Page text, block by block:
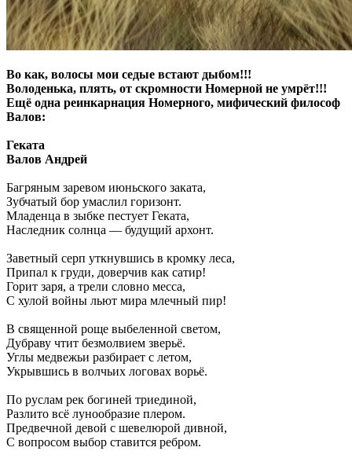
Во как, волосы мои седые встают дыбом!!!
Володенька, плять, от скромности Номерной не умрёт!!!
Ещё одна реинкарнация Номерного, мифический философ
Валов:
Геката
Валов Андрей
Багряным заревом июньского заката,
Зубчатый бор умаслил горизонт.
Младенца в зыбке пестует Геката,
Наследник солнца — будущий архонт.
Заветный серп уткнувшись в кромку леса,
Припал к груди, доверчив как сатир!
Горит заря, а трели словно месса,
С хулой войны льют мира млечный пир!
В священной роще выбеленной светом,
Дубраву чтит безмолвием зверьё.
Углы медвежьи разбирает с летом,
Укрывшись в волчьих логовах ворьё.
По руслам рек богиней триединой,
Разлито всё лунообразие плером.
Предвечной девой с шевелюрой дивной,
С вопросом выбор ставится ребром.